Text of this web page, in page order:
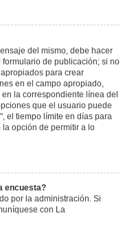
del mismo, debe hacer
de publicación; si no
para crear
en el campo apropiado,
la correspondiente línea del
que el usuario puede
el tiempo límite en días para
la opción de permitir a lo
encuesta?
por la administración. Si
con La